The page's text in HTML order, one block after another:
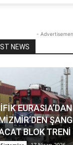
-
NEWS
BLOK